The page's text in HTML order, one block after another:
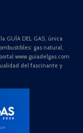
GUÍA DEL GAS, única
gas natural,
www.guiadelgas.com
del fascinante y